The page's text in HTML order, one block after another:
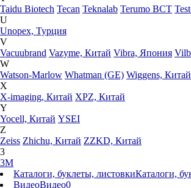
Taidu Biotech Tecan Teknalab Terumo BCT
U
Unopex, Турция
V
Vacuubrand Vazyme, Китай Vibra, Япония
W
Watson-Marlow Whatman (GE) Wiggens, Китай
X
X-imaging, Китай XPZ, Китай
Y
Yocell, Китай YSEI
Z
Zeiss Zhichu, Китай ZZKD, Китай
3
3M
Каталоги, буклеты, листовкиКаталоги,
ВидеоВидео0